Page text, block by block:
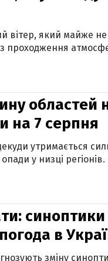
вітер, який майже
проходження
областей
на 7 серпня
утримається
у низці регіонів.
в
зміну